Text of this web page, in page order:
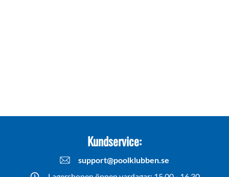
Kundservice:
support@poolklubben.se